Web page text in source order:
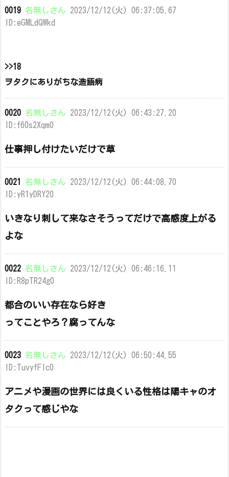
0019 名無しさん 2023/12/12(火) 06:37:05.67
ID:eGMLdQWkd
>>18
ヲタクにありがちな造語病
0020 名無しさん 2023/12/12(火) 06:43:27.20
ID:f60s2Xqm0
仕事押し付けたいだけで草
0021 名無しさん 2023/12/12(火) 06:44:08.70
ID:yR1yDRY20
いきなり刺して来なさそうってだけで高感度上がる
よな
0022 名無しさん 2023/12/12(火) 06:46:16.11
ID:R8pTR24g0
都合のいい存在なら好き
ってことやろ？腐ってんな
0023 名無しさん 2023/12/12(火) 06:50:44.55
ID:TuvyfFlc0
アニメや漫画の世界には良くいる性格は陽キャのオ
タクって感じやな